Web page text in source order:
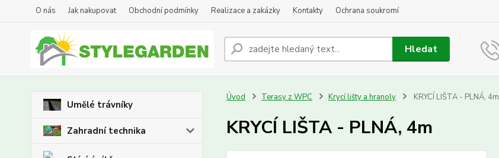
O nás Jak nakupovat Obchodní podmínky Realizace a zakázky Kontakty Ochrana soukromí
Hledat
Umělé trávníky
Zahradní technika
Úvod Terasy z WPC Krycí lišty a hranoly KRYCÍ LIŠTA - PLNÁ, 4m
KRYCÍ LIŠTA - PLNÁ, 4m